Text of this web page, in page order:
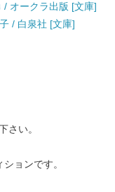
/ オークラ出版 [文庫]
/ 白泉社 [文庫]
さい。
ョンです。